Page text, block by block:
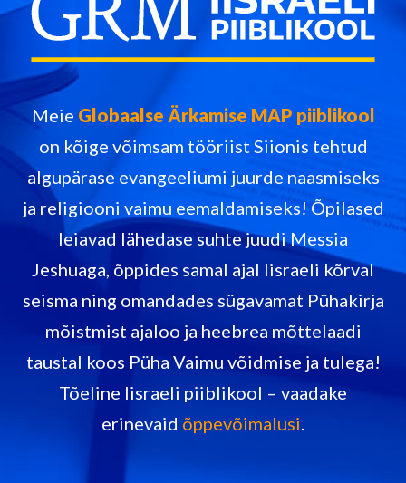
Meie Globaalse Ärkamise MAP piiblikool
on kõige võimsam tööriist Siionis tehtud
algupärase evangeeliumi juurde naasmiseks
ja religiooni vaimu eemaldamiseks! Õpilased
leiavad lähedase suhte juudi Messia
Jeshuaga, õppides samal ajal Iisraeli kõrval
seisma ning omandades sügavamat Pühakirja
mõistmist ajaloo ja heebrea mõttelaadi
taustal koos Püha Vaimu võidmise ja tulega!
Tõeline Iisraeli piiblikool – vaadake
erinevaid õppevõimalusi.